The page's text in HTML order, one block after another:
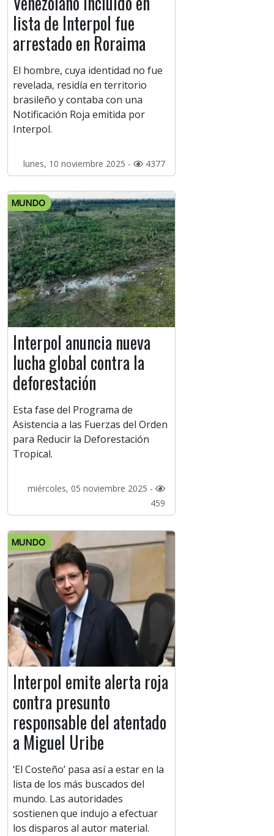
lista de Interpol fue
arrestado en Roraima
El hombre, cuya identidad no fue
revelada, residía en territorio
brasileño y contaba con una
Notificación Roja emitida por
Interpol.
lunes, 10 noviembre 2025 - 4377
MUNDO
Interpol anuncia nueva
lucha global contra la
deforestación
Esta fase del Programa de
Asistencia a las Fuerzas del Orden
para Reducir la Deforestación
Tropical.
miércoles, 05 noviembre 2025 -
459
MUNDO
Interpol emite alerta roja
contra presunto
responsable del atentado
a Miguel Uribe
‘El Costeño’ pasa así a estar en la
lista de los más buscados del
mundo. Las autoridades
sostienen que indujo a efectuar
los disparos al autor material.